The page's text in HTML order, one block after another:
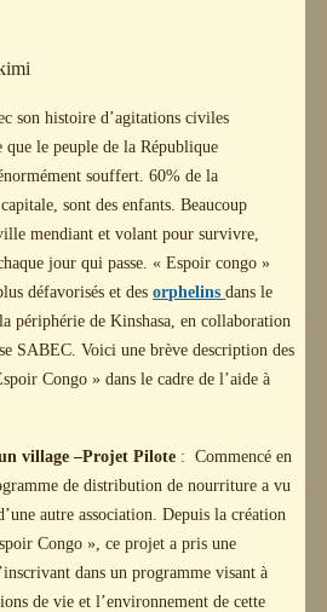
son histoire d’agitations civiles
que le peuple de la République
souffert. 60% de la
sont des enfants. Beaucoup
mendiant et volant pour survivre,
jour qui passe. « Espoir congo »
défavorisés et desorphelinsdans le
périphérie de Kinshasa, en collaboration
SABEC. Voici une brève description des
Congo » dans le cadre de l’aide à
village –Projet Pilote : Commencé en
de distribution de nourriture a vu
autre association. Depuis la création
Congo », ce projet a pris une
dans un programme visant à
de vie et l’environnement de cette